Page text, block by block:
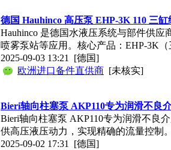
德国 Hauhinco 高压泵 EHP-3K 110 三
Hauhinco 是德国水液压系统与部件供
喷雾泵站等应用。核心产品：EHP-3K
2025-09-03 13:21 [德国]
欧洲进口备件直供商 [未核实]
Bieri轴向柱塞泵 AKP110专为润滑不良
Bieri轴向柱塞泵 AKP110专为润滑不良
供高压液压动力，实现精确的流量控制
2025-09-02 17:31 [德国]